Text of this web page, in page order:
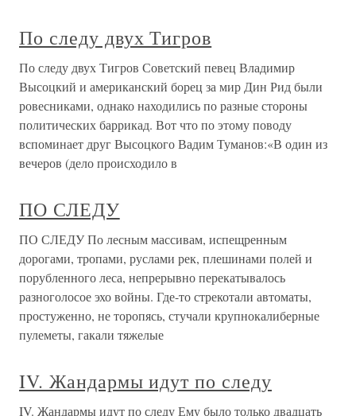
По следу двух Тигров
По следу двух Тигров Советский певец Владимир
Высоцкий и американский борец за мир Дин Рид были
ровесниками, однако находились по разные стороны
политических баррикад. Вот что по этому поводу
вспоминает друг Высоцкого Вадим Туманов:«В один из
вечеров (дело происходило в
ПО СЛЕДУ
ПО СЛЕДУ По лесным массивам, испещренным
дорогами, тропами, руслами рек, плешинами полей и
порубленного леса, непрерывно перекатывалось
разноголосое эхо войны. Где-то стрекотали автоматы,
простуженно, не торопясь, стучали крупнокалиберные
пулеметы, гакали тяжелые
IV. Жандармы идут по следу
IV. Жандармы идут по следу Ему было только двадцать